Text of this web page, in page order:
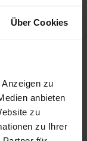
Über Cookies
zu
anbieten
zu
zu Ihrer
Mai
2026